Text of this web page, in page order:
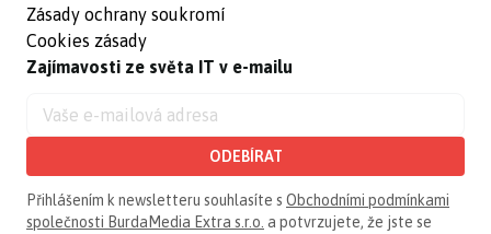
Zásady ochrany soukromí
Cookies zásady
Zajímavosti ze světa IT v e-mailu
ODEBÍRAT
Přihlášením k newsletteru souhlasíte s Obchodními podmínkami
společnosti BurdaMedia Extra s.r.o. a potvrzujete, že jste se